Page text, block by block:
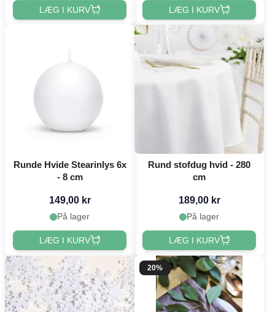
LÆG I KURV LÆG I KURV
Runde Hvide Stearinlys 6x
- 8 cm
149,00 kr
På lager
LÆG I KURV
Rund stofdug hvid - 280
cm
189,00 kr
På lager
LÆG I KURV
20%